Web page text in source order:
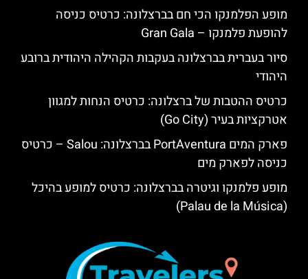
מופע הפלמנקו הכי חם בברצלונה: כרטיס כניסה
להופעת פלמנקו – Gran Gala
סיור בעברית בברצלונה בעקבות הקהילה היהודית ברובע
היהודי
כרטיס ההטבות של ברצלונה: כרטיס הנחות למגוון
אטרקציות בעיר (Go City)
פארק המים PortAventura בברצלונה: Salou – כרטיס
כניסה לפארק מים
מופע פלמנקו וגיטרה בברצלונה: כרטיס למופע בהיכל
(Palau de la Música)